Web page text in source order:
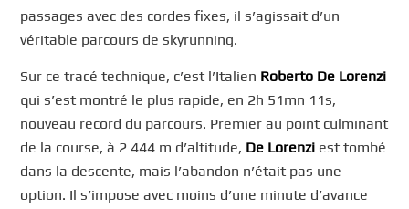
passages avec des cordes fixes, il s’agissait d’un
véritable parcours de skyrunning.
Sur ce tracé technique, c’est l’Italien Roberto De Lorenzi
qui s’est montré le plus rapide, en 2h 51mn 11s,
nouveau record du parcours. Premier au point culminant
de la course, à 2 444 m d’altitude, De Lorenzi est tombé
dans la descente, mais l’abandon n’était pas une
option. Il s’impose avec moins d’une minute d’avance